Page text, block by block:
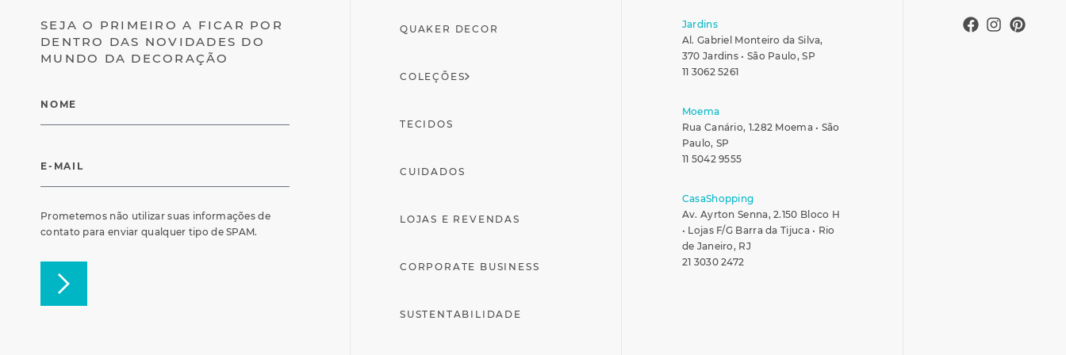
SEJA O PRIMEIRO A FICAR POR
DENTRO DAS NOVIDADES DO
MUNDO DA DECORAÇÃO
Prometemos não utilizar suas informações de
contato para enviar qualquer tipo de SPAM.
QUAKER DECOR
COLEÇÕES
TECIDOS
CUIDADOS
LOJAS E REVENDAS
CORPORATE BUSINESS
SUSTENTABILIDADE
Jardins
Al. Gabriel Monteiro da Silva,
370 Jardins • São Paulo, SP
11 3062 5261
Moema
Rua Canário, 1.282 Moema • São
Paulo, SP
11 5042 9555
CasaShopping
Av. Ayrton Senna, 2.150 Bloco H
• Lojas F/G Barra da Tijuca • Rio
de Janeiro, RJ
21 3030 2472